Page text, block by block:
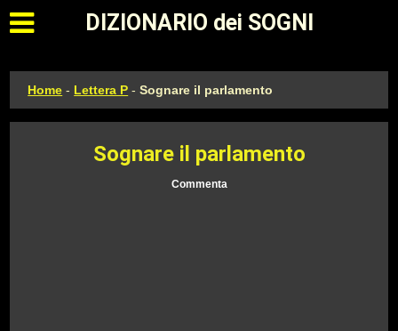
Apri il menu principale
DIZIONARIO dei SOGNI
Home - Lettera P -Sognare il parlamento
Sognare il parlamento
Commenta